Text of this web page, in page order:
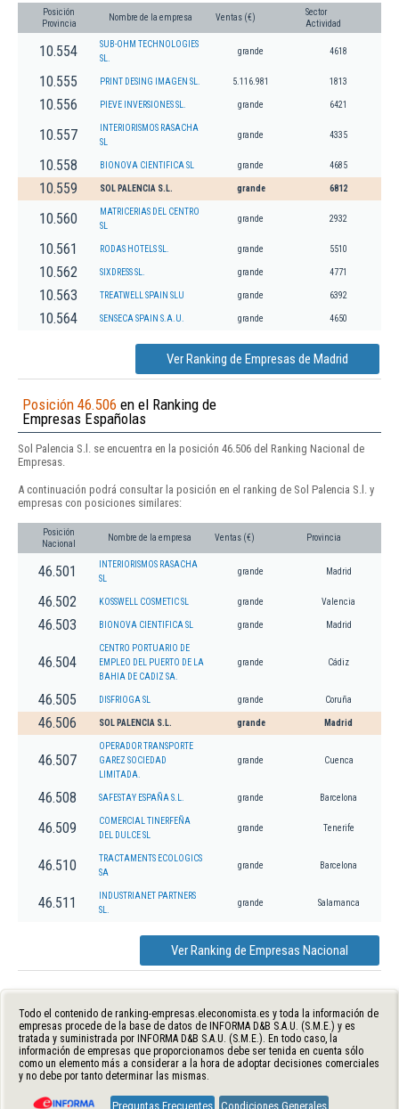
Posición
Provincia
Nombre de la empresa Ventas (€)
Sector
Actividad
10.554
SUB-OHM TECHNOLOGIES
SL.
grande 4618
10.555 PRINT DESING IMAGEN SL. 5.116.981 1813
10.556 PIEVE INVERSIONES SL. grande 6421
10.557
INTERIORISMOS RASACHA
SL
grande 4335
10.558 BIONOVA CIENTIFICA SL grande 4685
10.559 SOL PALENCIA S.L. grande 6812
10.560
MATRICERIAS DEL CENTRO
SL
grande 2932
10.561 RODAS HOTELS SL. grande 5510
10.562 SIXDRESS SL. grande 4771
10.563 TREATWELL SPAIN SLU grande 6392
10.564 SENSECA SPAIN S.A.U. grande 4650
Ver Ranking de Empresas de Madrid
Posición 46.506 en el Ranking de
Empresas Españolas
Sol Palencia S.l. se encuentra en la posición 46.506 del Ranking Nacional de
Empresas.
A continuación podrá consultar la posición en el ranking de Sol Palencia S.l. y
empresas con posiciones similares:
Posición
Nacional
Nombre de la empresa Ventas (€) Provincia
46.501
INTERIORISMOS RASACHA
SL
grande Madrid
46.502 KOSSWELL COSMETIC SL grande Valencia
46.503 BIONOVA CIENTIFICA SL grande Madrid
46.504
CENTRO PORTUARIO DE
EMPLEO DEL PUERTO DE LA
BAHIA DE CADIZ SA.
grande Cádiz
46.505 DISFRIOGA SL grande Coruña
46.506 SOL PALENCIA S.L. grande Madrid
46.507
OPERADOR TRANSPORTE
GAREZ SOCIEDAD
LIMITADA.
grande Cuenca
46.508 SAFESTAY ESPAÑA S.L. grande Barcelona
46.509
COMERCIAL TINERFEÑA
DEL DULCE SL
grande Tenerife
46.510
TRACTAMENTS ECOLOGICS
SA
grande Barcelona
46.511
INDUSTRIANET PARTNERS
SL.
grande Salamanca
Ver Ranking de Empresas Nacional
Todo el contenido de ranking-empresas.eleconomista.es y toda la información de
empresas procede de la base de datos de INFORMA D&B S.A.U. (S.M.E.) y es
tratada y suministrada por INFORMA D&B S.A.U. (S.M.E.). En todo caso, la
información de empresas que proporcionamos debe ser tenida en cuenta sólo
como un elemento más a considerar a la hora de adoptar decisiones comerciales
y no debe por tanto determinar las mismas.
Preguntas Frecuentes Condiciones Generales